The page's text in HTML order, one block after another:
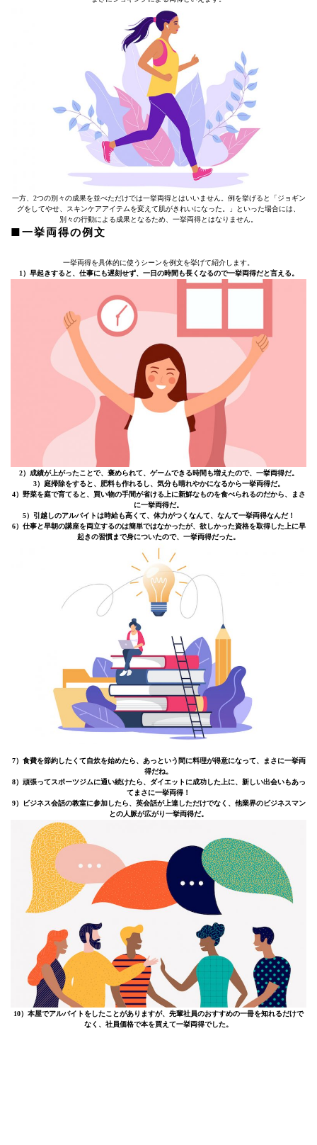
一方、2つの別々の成果を並べただけでは一挙両得とはいいません。例を挙げると「ジョギン
グをしてやせ、スキンケアアイテムを変えて肌がきれいになった。」といった場合には、
別々の行動による成果となるため、一挙両得とはなりません。
■一挙両得の例文
一挙両得を具体的に使うシーンを例文を挙げて紹介します。
1）早起きすると、仕事にも遅刻せず、一日の時間も長くなるので一挙両得だと言える。
2）成績が上がったことで、褒められて、ゲームできる時間も増えたので、一挙両得だ。
3）庭掃除をすると、肥料も作れるし、気分も晴れやかになるから一挙両得だ。
4）野菜を庭で育てると、買い物の手間が省ける上に新鮮なものを食べられるのだから、まさ
に一挙両得だ。
5）引越しのアルバイトは時給も高くて、体力がつくなんて、なんて一挙両得なんだ！
6）仕事と早朝の講座を両立するのは簡単ではなかったが、欲しかった資格を取得した上に早
起きの習慣まで身についたので、一挙両得だった。
7）食費を節約したくて自炊を始めたら、あっという間に料理が得意になって、まさに一挙両
得だね。
8）頑張ってスポーツジムに通い続けたら、ダイエットに成功した上に、新しい出会いもあっ
てまさに一挙両得！
9）ビジネス会話の教室に参加したら、英会話が上達しただけでなく、他業界のビジネスマン
との人脈が広がり一挙両得だ。
10）本屋でアルバイトをしたことがありますが、先輩社員のおすすめの一冊を知れるだけで
なく、社員価格で本を買えて一挙両得でした。